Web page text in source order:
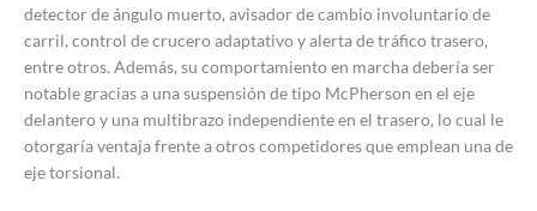
detector de ángulo muerto, avisador de cambio involuntario de
carril, control de crucero adaptativo y alerta de tráfico trasero,
entre otros. Además, su comportamiento en marcha debería ser
notable gracias a una suspensión de tipo McPherson en el eje
delantero y una multibrazo independiente en el trasero, lo cual le
otorgaría ventaja frente a otros competidores que emplean una de
eje torsional.